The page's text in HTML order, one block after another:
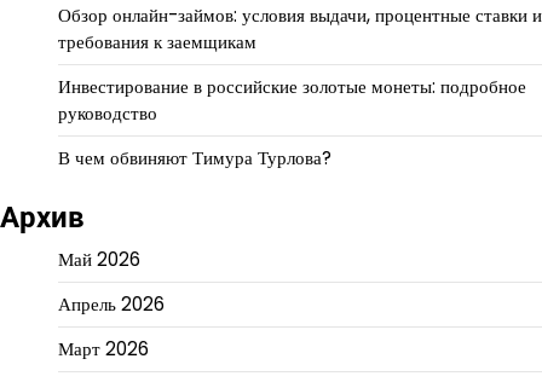
Обзор онлайн-займов: условия выдачи, процентные ставки и
требования к заемщикам
Инвестирование в российские золотые монеты: подробное
руководство
В чем обвиняют Тимура Турлова?
Архив
Май 2026
Апрель 2026
Март 2026